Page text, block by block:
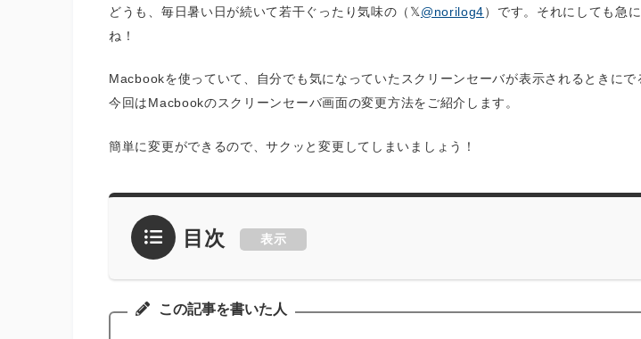
どうも、毎日暑い日が続いて若干ぐったり気味の（ @norilog4）です。それにしても急
ね！
Macbookを使っていて、自分でも気になっていたスクリーンセーバが表示されるときにで
今回はMacbookのスクリーンセーバ画面の変更方法をご紹介します。
簡単に変更ができるので、サクッと変更してしまいましょう！
目次 表示
この記事を書いた人